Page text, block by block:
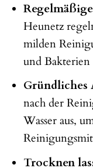
Heunetz
milden
und
Gründliches
nach der
Wasser aus,
Trocknen